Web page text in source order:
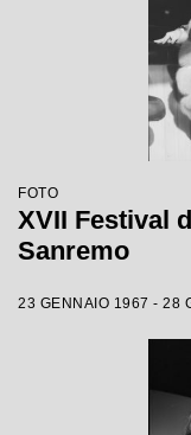
FOTO
XVII Festival
Sanremo
23 GENNAIO 1967 - 28